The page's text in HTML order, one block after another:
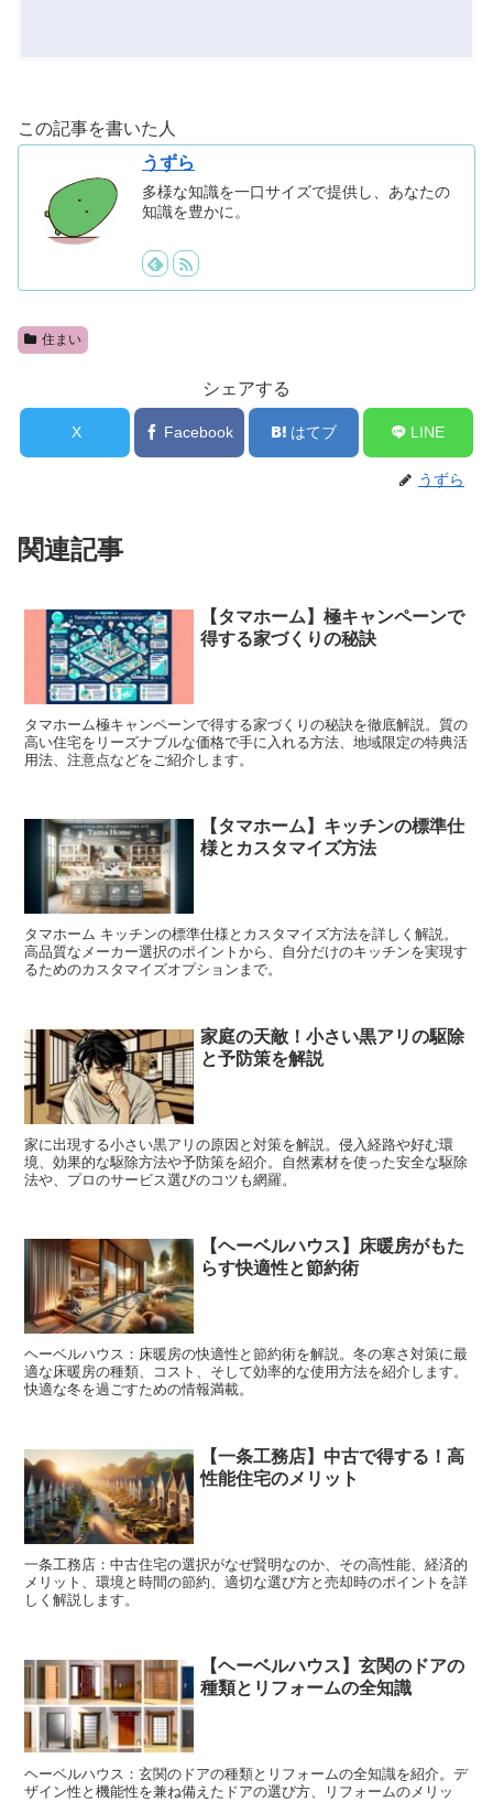
この記事を書いた人
うずら
多様な知識を一口サイズで提供し、あなたの
知識を豊かに。
住まい
シェアする
X Facebook はてブ LINE
うずら
関連記事
【タマホーム】極キャンペーンで
得する家づくりの秘訣
タマホーム極キャンペーンで得する家づくりの秘訣を徹底解説。質の
高い住宅をリーズナブルな価格で手に入れる方法、地域限定の特典活
用法、注意点などをご紹介します。
【タマホーム】キッチンの標準仕
様とカスタマイズ方法
タマホーム キッチンの標準仕様とカスタマイズ方法を詳しく解説。
高品質なメーカー選択のポイントから、自分だけのキッチンを実現す
るためのカスタマイズオプションまで。
家庭の天敵！小さい黒アリの駆除
と予防策を解説
家に出現する小さい黒アリの原因と対策を解説。侵入経路や好む環
境、効果的な駆除方法や予防策を紹介。自然素材を使った安全な駆除
法や、プロのサービス選びのコツも網羅。
【ヘーベルハウス】床暖房がもた
らす快適性と節約術
ヘーベルハウス：床暖房の快適性と節約術を解説。冬の寒さ対策に最
適な床暖房の種類、コスト、そして効率的な使用方法を紹介します。
快適な冬を過ごすための情報満載。
【一条工務店】中古で得する！高
性能住宅のメリット
一条工務店：中古住宅の選択がなぜ賢明なのか、その高性能、経済的
メリット、環境と時間の節約、適切な選び方と売却時のポイントを詳
しく解説します。
【ヘーベルハウス】玄関のドアの
種類とリフォームの全知識
ヘーベルハウス：玄関のドアの種類とリフォームの全知識を紹介。デ
ザイン性と機能性を兼ね備えたドアの選び方、リフォームのメリッ